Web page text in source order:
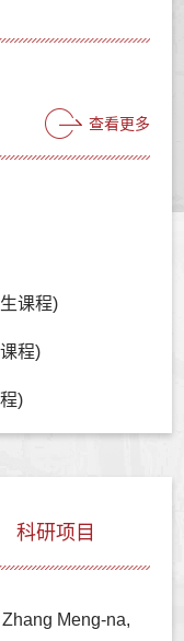
查看更多
课程)
程)
)
科研项目
Meng-na,